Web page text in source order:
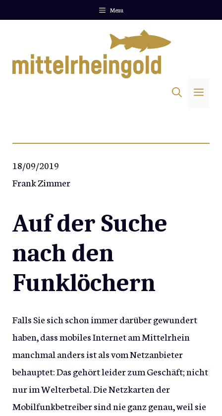
Menu
18/09/2019
Frank Zimmer
Auf der Suche
nach den
Funklöchern
Falls Sie sich schon immer darüber gewundert
haben, dass mobiles Internet am Mittelrhein
manchmal anders ist als vom Netzanbieter
behauptet: Das gehört leider zum Geschäft; nicht
nur im Welterbetal. Die Netzkarten der
Mobilfunkbetreiber sind nie ganz genau, weil sie